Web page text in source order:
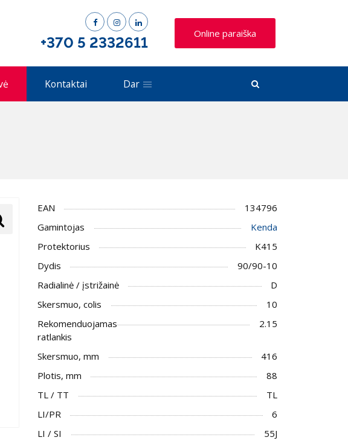
+370 5 2332611
Online paraiška
Kontaktai Dar
EAN
134796
Gamintojas
Kenda
Protektorius
K415
Dydis
90/90-10
Radialinė / įstrižainė
D
Skersmuo, colis
10
Rekomenduojamas
ratlankis
2.15
Skersmuo, mm
416
Plotis, mm
88
TL / TT
TL
LI/PR
6
LI / SI
55J